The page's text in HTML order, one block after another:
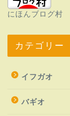
にほんブログ村
カテゴリー
イフガオ
バギオ